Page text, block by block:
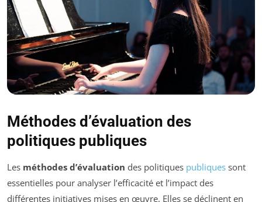
Méthodes d’évaluation des
politiques publiques
Les méthodes d’évaluation des politiques publiques sont
essentielles pour analyser l’efficacité et l’impact des
différentes initiatives mises en œuvre. Elles se déclinent en